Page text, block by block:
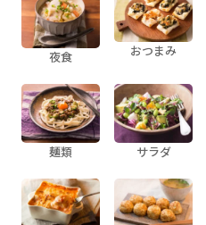
夜食 おつまみ
麺類 サラダ